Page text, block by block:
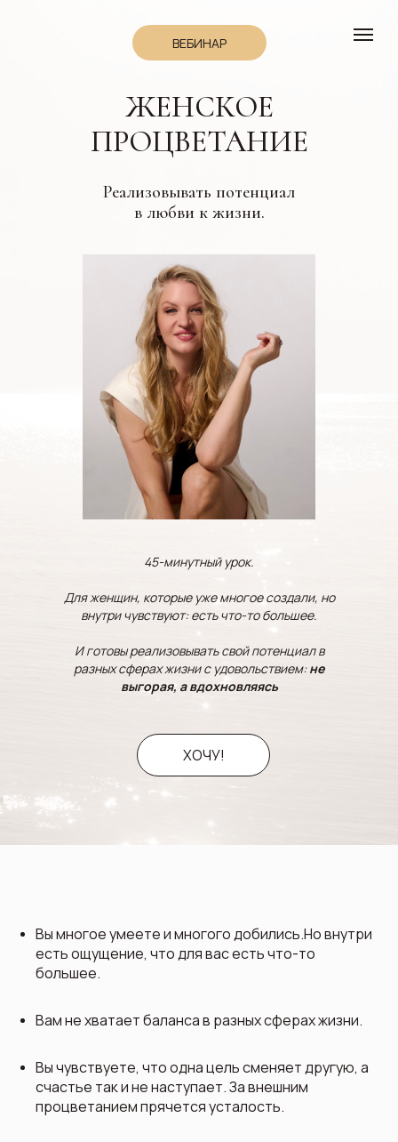
ЖЕНСКОЕ
ПРОЦВЕТАНИЕ
Реализовывать потенциал
в любви к жизни.
45-минутный урок.
Для женщин, которые уже многое создали, но
внутри чувствуют: есть что-то большее.
И готовы реализовывать свой потенциал в
разных сферах жизни с удовольствием:не
выгорая, а вдохновляясь
ВЕБИНАР
ХОЧУ!
Вы многое умеете и многого добились.Но внутри
есть ощущение, что для вас есть что-то
большее.
Вам не хватает баланса в разных сферах жизни.
Вы чувствуете, что одна цель сменяет другую, а
счастье так и не наступает. За внешним
процветанием прячется усталость.